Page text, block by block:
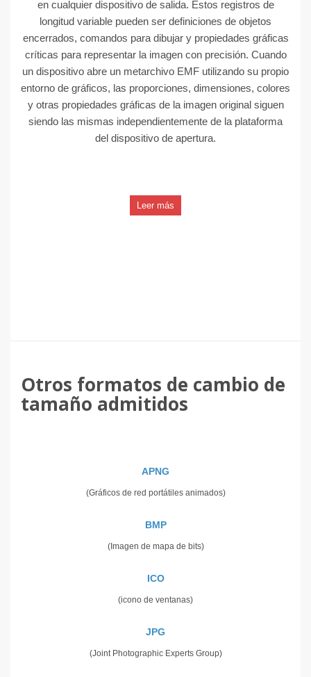
en cualquier dispositivo de salida. Estos registros de
longitud variable pueden ser definiciones de objetos
encerrados, comandos para dibujar y propiedades gráficas
críticas para representar la imagen con precisión. Cuando
un dispositivo abre un metarchivo EMF utilizando su propio
entorno de gráficos, las proporciones, dimensiones, colores
y otras propiedades gráficas de la imagen original siguen
siendo las mismas independientemente de la plataforma
del dispositivo de apertura.
Leer más
Otros formatos de cambio de
tamaño admitidos
APNG
(Gráficos de red portátiles animados)
BMP
(Imagen de mapa de bits)
ICO
(icono de ventanas)
JPG
(Joint Photographic Experts Group)